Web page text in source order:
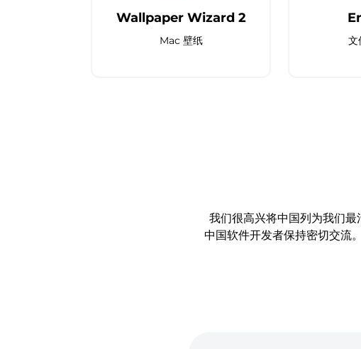
Wallpaper Wizard 2
Mac 壁纸 文
我们很高兴将中国列为我们
中国软件开发者保持密切交流